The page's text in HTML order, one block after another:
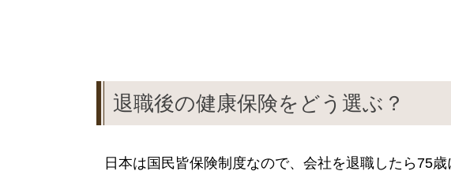
退職後の健康保険をどう選ぶ？
日本は国民皆保険制度なので、会社を退職したら75